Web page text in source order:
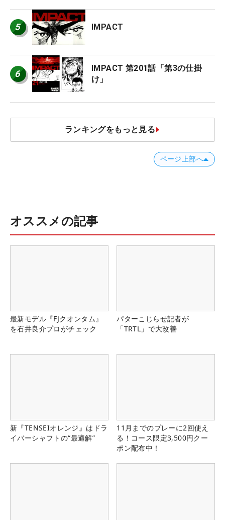
5 IMPACT
6
IMPACT 第201話「第3の仕掛
け」
ランキングをもっと見る
ページ上部へ
オススメの記事
最新モデル『FJクオンタム』
を石井良介プロがチェック
パターこじらせ記者が
「TRTL」で大改善
新『TENSEIオレンジ』はドラ
イバーシャフトの“最適解”
11月までのプレーに2回使え
る！コース限定3,500円クー
ポン配布中！